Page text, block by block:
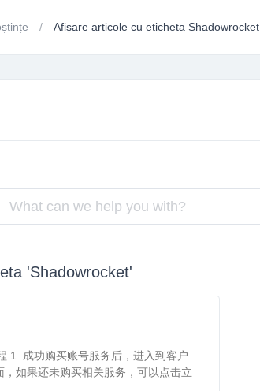
Afișare articole cu eticheta Shadowrocket
'Shadowrocket'
1. 成功购买账号服务后，进入到客户
如果还未购买相关服务，可以点击立